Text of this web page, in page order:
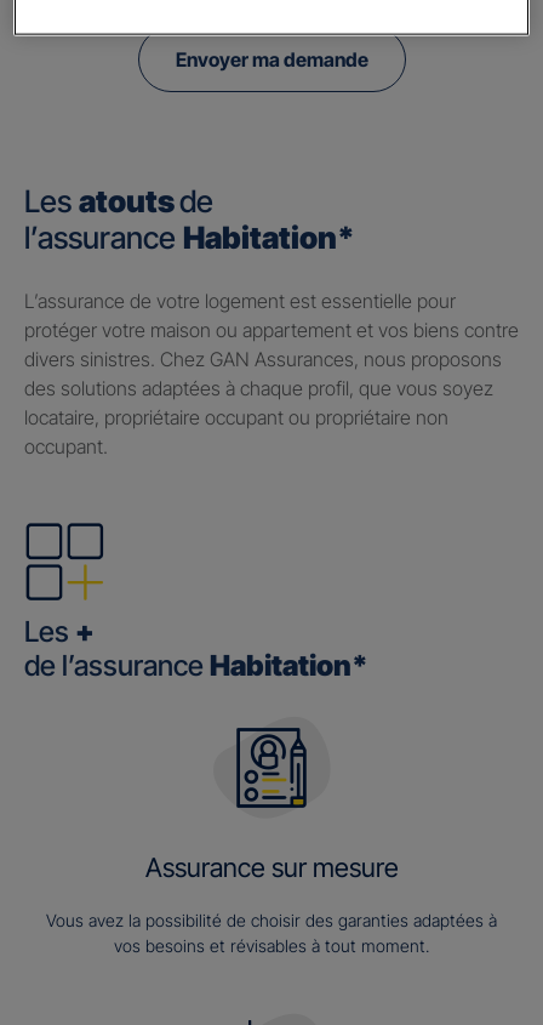
Envoyer ma demande
Les atoutsde
l’assurance Habitation*
​L’assurance de votre logement est essentielle pour
protéger votre maison ou appartement et vos biens contre
divers sinistres. Chez GAN Assurances, nous proposons
des solutions adaptées à chaque profil, que vous soyez
locataire, propriétaire occupant ou propriétaire non
occupant.
Les +
de l’assurance Habitation*
Assurance sur mesure
Vous avez la possibilité de choisir des garanties adaptées à
vos besoins et révisables à tout moment.